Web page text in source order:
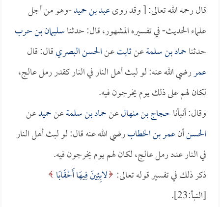
قال رحمه الله تعالى: [ وقد روىعبد بن حميد-وهو من أجل
علماء الحديث- في تفسيره المشهور، قال: حدثناسليمان بن حرب
حدثناحماد بن سلمةعنثابتعنالحسن البصريقال: قال
عمررضي الله عنه: لو لبث أهل النار في النار كقدر رمل عالج،
لكان لهم على ذلك يوم يخرجون فيه.
وقال: أنبأناحجاج بن منهالعنحماد بن سلمةعنحميدعن
الحسنأنعمر بن الخطابرضي الله عنه قال: لو لبث أهل النار
في النار عدد رمل عالج، لكان لهم يوم يخرجون فيه.
ذكر ذلك في تفسير قوله تعالى: لابِثِينَ فِيهَا أَحْقَابًا
[النبأ:23].